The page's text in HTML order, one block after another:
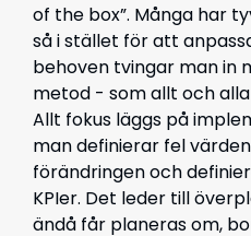
of the box”. Många har
så i stället för att
behoven tvingar man in
metod - som allt och
Allt fokus läggs på
man definierar fel
förändringen och
KPIer. Det leder till
ändå får planeras om,